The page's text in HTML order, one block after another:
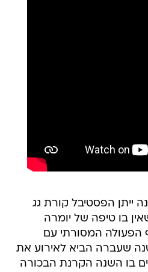
ייתן הפסטיבל קורת גג
בו טיפה של יומרה
הפעולה המסורתי עם
שעברה הביא לאירוע את
בו השנה הקרנת הבכורה